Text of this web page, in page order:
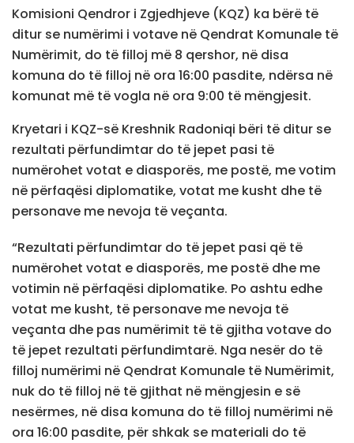
Komisioni Qendror i Zgjedhjeve (KQZ) ka bërë të
ditur se numërimi i votave në Qendrat Komunale të
Numërimit, do të filloj më 8 qershor, në disa
komuna do të filloj në ora 16:00 pasdite, ndërsa në
komunat më të vogla në ora 9:00 të mëngjesit.
Kryetari i KQZ-së Kreshnik Radoniqi bëri të ditur se
rezultati përfundimtar do të jepet pasi të
numërohet votat e diasporës, me postë, me votim
në përfaqësi diplomatike, votat me kusht dhe të
personave me nevoja të veçanta.
“Rezultati përfundimtar do të jepet pasi që të
numërohet votat e diasporës, me postë dhe me
votimin në përfaqësi diplomatike. Po ashtu edhe
votat me kusht, të personave me nevoja të
veçanta dhe pas numërimit të të gjitha votave do
të jepet rezultati përfundimtarë. Nga nesër do të
filloj numërimi në Qendrat Komunale të Numërimit,
nuk do të filloj në të gjithat në mëngjesin e së
nesërmes, në disa komuna do të filloj numërimi në
ora 16:00 pasdite, për shkak se materiali do të